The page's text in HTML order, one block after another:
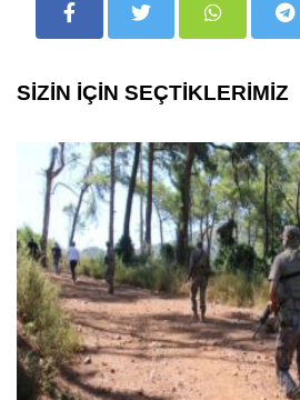
SİZİN İÇİN SEÇTİKLERİMİZ